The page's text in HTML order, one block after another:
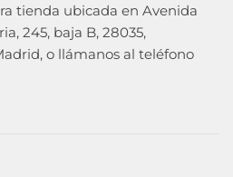
tienda ubicada en Avenida
245, baja B, 28035,
o llámanos al teléfono